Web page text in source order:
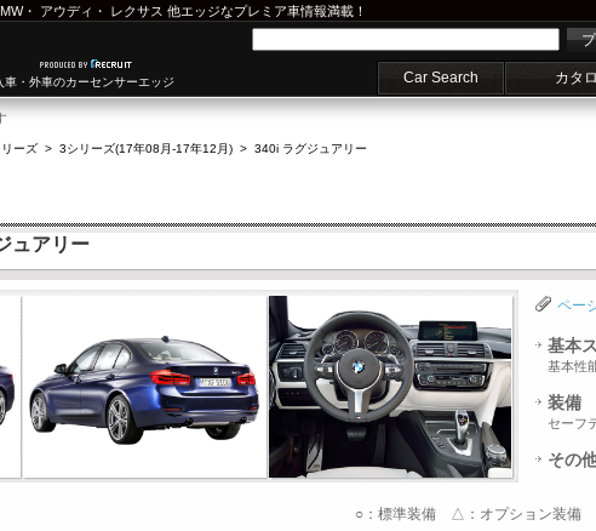
・ アウディ ・ レクサス 他エッジなプレミア車情報満載！
・外車のカーセンサーエッジ Car Search カタ
ーズ > 3シリーズ(17年08月-17年12月) > 340i ラグジュアリー
ュアリー
ペー
基本
基本性
装備
セーフ
その
○：標準装備 △：オプション装備 -